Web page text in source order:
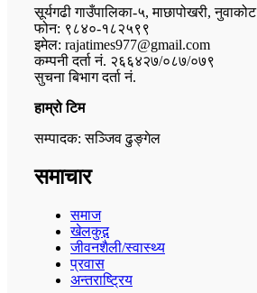
सूर्यगढी गाउँपालिका-५, माछापोखरी, नुवाकोट
फोन: ९८४०-१८२५९९
इमेल: rajatimes977@gmail.com
कम्पनी दर्ता नं. २६६४२७/०८७/०७९
सुचना बिभाग दर्ता नं.
हाम्रो टिम
सम्पादक: सञ्जिव ढुङ्गेल
समाचार
समाज
खेलकुद़़
जीवनशैली/स्वास्थ्य
प्रवास
अन्तराष्ट्रिय